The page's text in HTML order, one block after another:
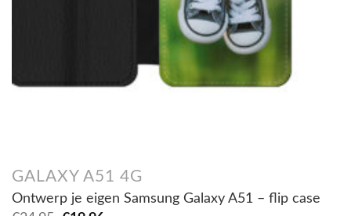
GALAXY A51 4G
Ontwerp je eigen Samsung Galaxy A51 – flip case